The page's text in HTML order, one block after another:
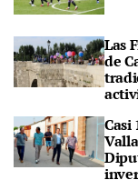
Las
de
Casi